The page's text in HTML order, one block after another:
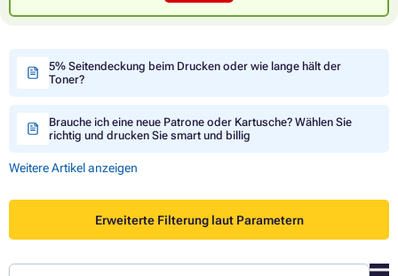
5% Seitendeckung beim Drucken oder wie lange hält der
Toner?
Brauche ich eine neue Patrone oder Kartusche? Wählen Sie
richtig und drucken Sie smart und billig
Weitere Artikel anzeigen
Erweiterte Filterung laut Parametern